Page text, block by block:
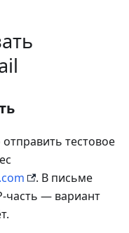
тестовое
. В письме
часть — вариант